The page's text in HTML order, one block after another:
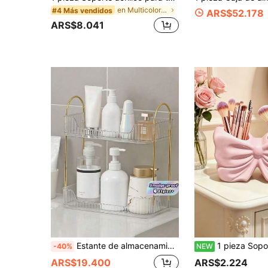
#4 Más vendidos en Multicolor Frascos de almacenamiento para el ba
ARS$8.041
ARS$52.178
-40% Estante de almacenamiento para encimera de baño, bandeja de almacenamiento para encimera de tocador, estante de almacenamiento de bandeja para encimera de baño, estante de bandeja de plástico, puede sostener perfumes, cosméticos, productos de cuidado de la piel (Blanco transparente) Accesorios de baño
ARS$19.400
NEW 1 pieza Soporte para bolígrafos con forma de lazo lindo - Estante de almacenamiento para brochas de maquillaje y artículos de oficina, organizador elegante de brochas
ARS$2.224